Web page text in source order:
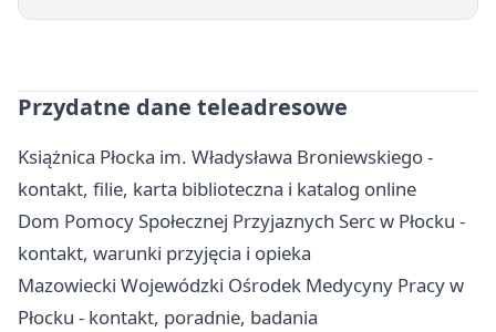
Przydatne dane teleadresowe
Książnica Płocka im. Władysława Broniewskiego -
kontakt, filie, karta biblioteczna i katalog online
Dom Pomocy Społecznej Przyjaznych Serc w Płocku -
kontakt, warunki przyjęcia i opieka
Mazowiecki Wojewódzki Ośrodek Medycyny Pracy w
Płocku - kontakt, poradnie, badania